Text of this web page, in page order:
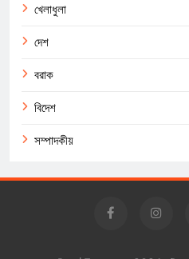
খেলাধুলা
দেশ
বরাক
বিদেশ
সম্পাদকীয়